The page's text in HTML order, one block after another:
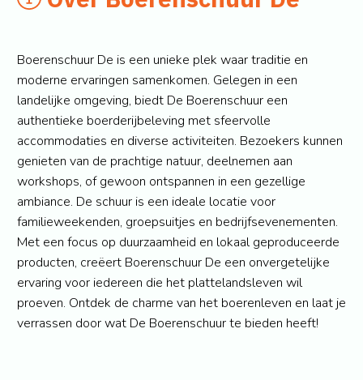
Boerenschuur De is een unieke plek waar traditie en
moderne ervaringen samenkomen. Gelegen in een
landelijke omgeving, biedt De Boerenschuur een
authentieke boerderijbeleving met sfeervolle
accommodaties en diverse activiteiten. Bezoekers kunnen
genieten van de prachtige natuur, deelnemen aan
workshops, of gewoon ontspannen in een gezellige
ambiance. De schuur is een ideale locatie voor
familieweekenden, groepsuitjes en bedrijfsevenementen.
Met een focus op duurzaamheid en lokaal geproduceerde
producten, creëert Boerenschuur De een onvergetelijke
ervaring voor iedereen die het plattelandsleven wil
proeven. Ontdek de charme van het boerenleven en laat je
verrassen door wat De Boerenschuur te bieden heeft!